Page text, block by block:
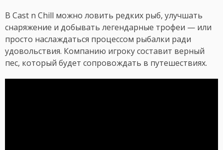
В Cast n Chill можно ловить редких рыб, улучшать
снаряжение и добывать легендарные трофеи — или
просто наслаждаться процессом рыбалки ради
удовольствия. Компанию игроку составит верный
пес, который будет сопровождать в путешествиях.